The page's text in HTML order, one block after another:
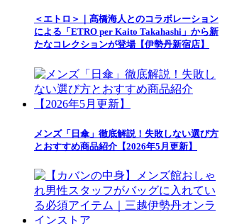
＜エトロ＞｜髙橋海人とのコラボレーション
による「ETRO per Kaito Takahashi」から新
たなコレクションが登場【伊勢丹新宿店】
メンズ「日傘」徹底解説！失敗しない選び方
とおすすめ商品紹介【2026年5月更新】